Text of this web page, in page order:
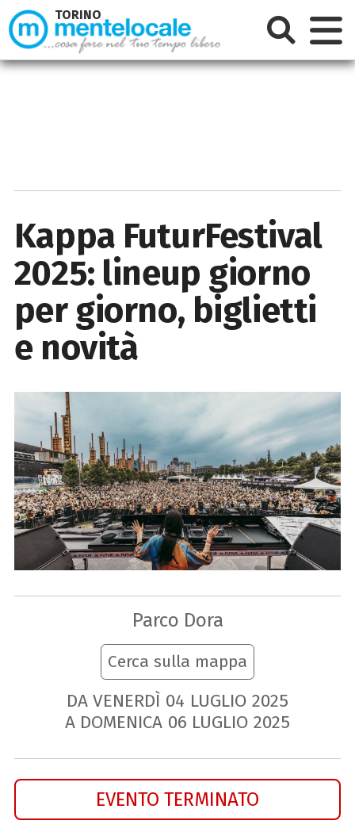
Kappa FuturFestival
2025: lineup giorno
per giorno, biglietti
e novità
Parco Dora
Cerca sulla mappa
DA VENERDÌ 04 LUGLIO 2025
A DOMENICA 06 LUGLIO 2025
EVENTO TERMINATO
TORINO